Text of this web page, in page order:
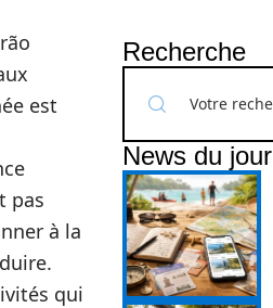
est
pas
à la
qui
Recherche
News du jour